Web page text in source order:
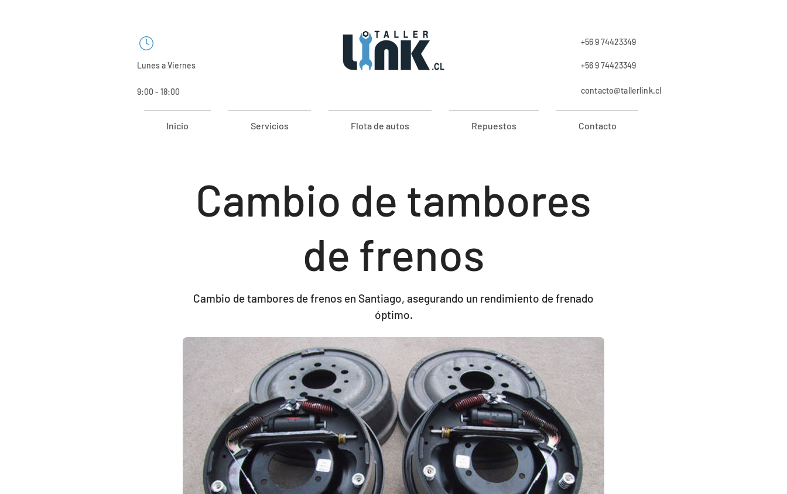
Lunes a Viernes
9:00 - 18:00
+56 9 74423349
+56 9 74423349
contacto@tallerlink.cl
Inicio Servicios Flota de autos Repuestos Contacto
Cambio de tambores
de frenos
Cambio de tambores de frenos en Santiago, asegurando un rendimiento de frenado
óptimo.